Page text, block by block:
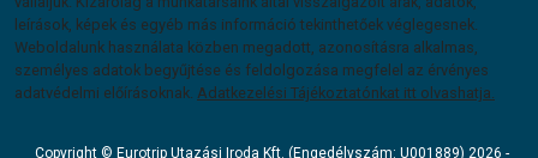
leírások, képek és egyéb más információ tekinthetőek véglegesnek.
Weboldalunk használata közben megadott, azonosításra alkalmas,
személyes adatok begyűjtése és feldolgozása megfelel az érvényes
adatvédelmi előírásoknak. Adatkezelési Tájékoztatónkat itt olvashatja.
Copyright © Eurotrip Utazási Iroda Kft. (Engedélyszám: U001889) 2026 -